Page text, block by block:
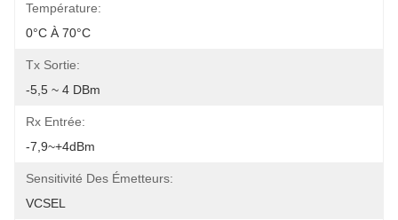
Température:
0°C À 70°C
Tx Sortie:
-5,5 ~ 4 DBm
Rx Entrée:
-7,9~+4dBm
Sensitivité Des Émetteurs:
VCSEL